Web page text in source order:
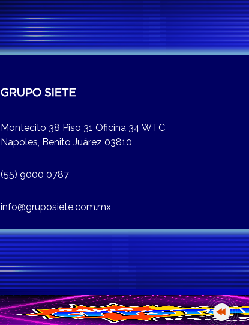
Montecito 38 Piso 31 Oficina 34 WTC
Napoles, Benito Juárez 03810
(55) 9000 0787
info@gruposiete.com.mx